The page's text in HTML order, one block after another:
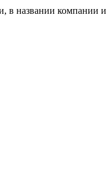
в названии компании